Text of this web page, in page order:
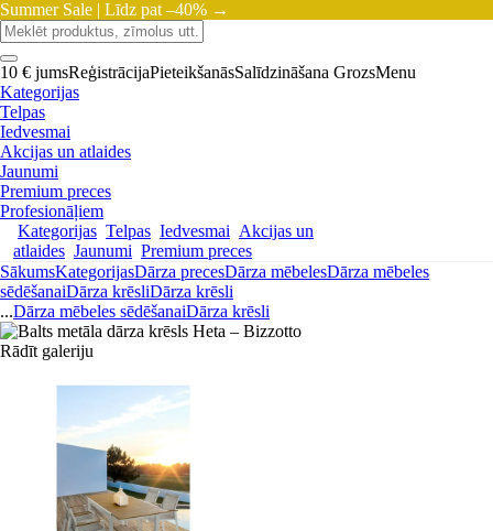
Summer Sale | Līdz pat –40% →
10 € jumsReģistrācijaPieteikšanāsSalīdzināšana GrozsMenu
Kategorijas
Telpas
Iedvesmai
Akcijas un atlaides
Jaunumi
Premium preces
Profesionāļiem
Kategorijas Telpas Iedvesmai Akcijas un
atlaides Jaunumi Premium preces
SākumsKategorijasDārza precesDārza mēbelesDārza mēbeles
sēdēšanaiDārza krēsliDārza krēsli
...Dārza mēbeles sēdēšanaiDārza krēsli
Rādīt galeriju